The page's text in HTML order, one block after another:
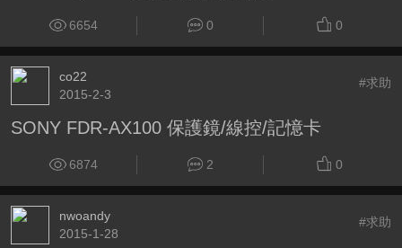
6654 0 0
co22
2015-2-3
#求助
SONY FDR-AX100 保護鏡/線控/記憶卡
6874 2 0
nwoandy
2015-1-28
#求助